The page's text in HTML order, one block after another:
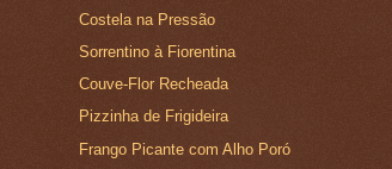
Costela na Pressão
Sorrentino à Fiorentina
Couve-Flor Recheada
Pizzinha de Frigideira
Frango Picante com Alho Poró